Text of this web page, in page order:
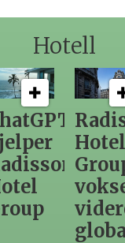
Hotell
Hotel